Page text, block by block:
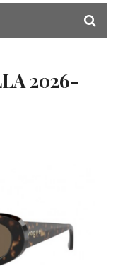
2026-